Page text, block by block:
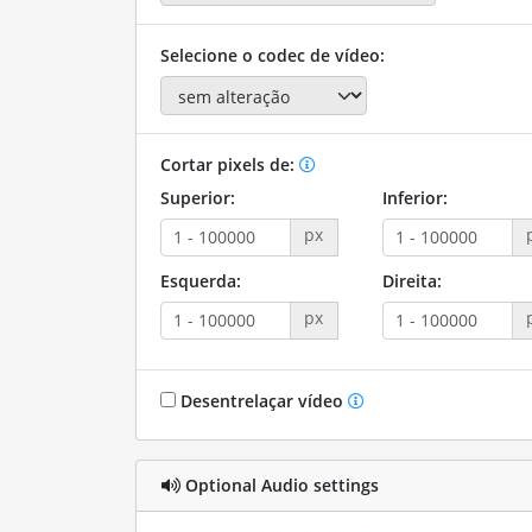
Selecione o codec de vídeo:
Cortar pixels de:
Superior:
px
Inferior:
Esquerda:
px
Direita:
Desentrelaçar vídeo
Optional Audio settings